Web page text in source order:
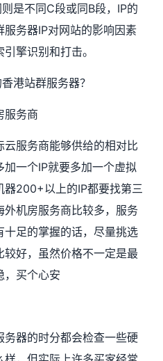
是不同C段或同B段，IP的
务器IP对网站的影响因素
擎识别和打击。
港站群服务器？
服务商
服务商能够供给的相对比
一个IP就要多加一个虚拟
器200+以上的IP都要找第三
机房服务商比较多，服务
足的掌握的话，尽量挑选
好，虽然价格不一定是最
，买个心安
器的时分都会检查一些硬